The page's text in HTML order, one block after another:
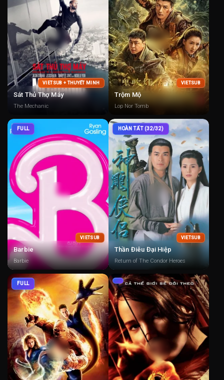
VIETSUB + THUYẾT MINH
Sát Thủ Thợ Máy
The Mechanic
VIETSUB
Trộm Mộ
Lop Nor Tomb
FULL
VIETSUB
Barbie
Barbie
HOÀN TẤT (32/32)
VIETSUB
Thần Điêu Đại Hiệp
Return of The Condor Heroes
FULL